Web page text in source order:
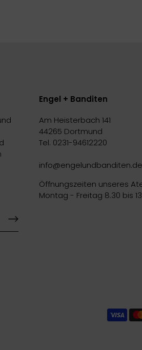
Engel + Banditen
Am Heisterbach 141
44265 Dortmund
Tel. 0231-94612220
info@engelundbanditen.de
Öffnungszeiten unseres
Montag - Freitag 8.30 bis